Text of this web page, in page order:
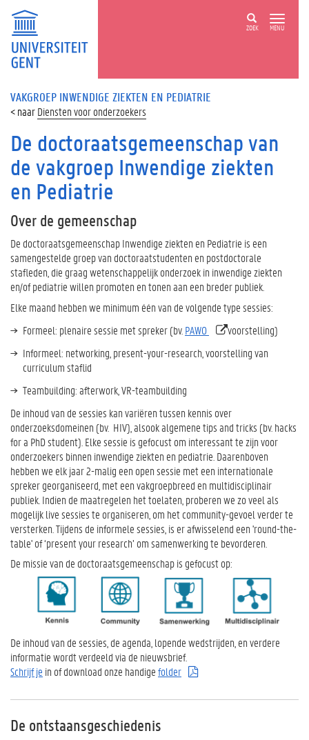
ZOEK MENU
VAKGROEP INWENDIGE ZIEKTEN EN PEDIATRIE
Diensten voor onderzoekers
De doctoraatsgemeenschap van
de vakgroep Inwendige ziekten
en Pediatrie
Over de gemeenschap
De doctoraatsgemeenschap Inwendige ziekten en Pediatrie is een
samengestelde groep van doctoraatstudenten en postdoctorale
stafleden, die graag wetenschappelijk onderzoek in inwendige ziekten
en/of pediatrie willen promoten en tonen aan een breder publiek.
Elke maand hebben we minimum één van de volgende type sessies:
Formeel: plenaire sessie met spreker (bv. PAWO
voorstelling)
Informeel: networking, present-your-research, voorstelling van
curriculum staflid
Teambuilding: afterwork, VR-teambuilding
De inhoud van de sessies kan variëren tussen kennis over
onderzoeksdomeinen (bv. HIV), alsook algemene tips and tricks (bv. hacks
for a PhD student). Elke sessie is gefocust om interessant te zijn voor
onderzoekers binnen inwendige ziekten en pediatrie. Daarenboven
hebben we elk jaar 2-malig een open sessie met een internationale
spreker georganiseerd, met een vakgroepbreed en multidisciplinair
publiek. Indien de maatregelen het toelaten, proberen we zo veel als
mogelijk live sessies te organiseren, om het community-gevoel verder te
versterken. Tijdens de informele sessies, is er afwisselend een 'round-the-
table' of ‘present your research’ om samenwerking te bevorderen.
De missie van de doctoraatsgemeenschap is gefocust op:
De inhoud van de sessies, de agenda, lopende wedstrijden, en verdere
informatie wordt verdeeld via de nieuwsbrief.
Schrijf je in of download onze handigefolder
De ontstaansgeschiedenis